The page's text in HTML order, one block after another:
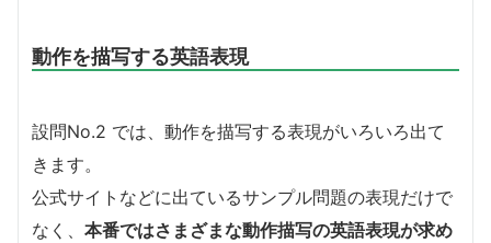
動作を描写する英語表現
設問No.2 では、動作を描写する表現がいろいろ出て
きます。
公式サイトなどに出ているサンプル問題の表現だけで
なく、 本番ではさまざまな動作描写の英語表現が求め